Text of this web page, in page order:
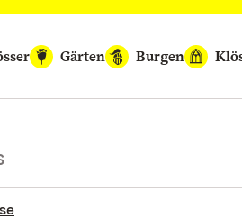
Gärten Burgen